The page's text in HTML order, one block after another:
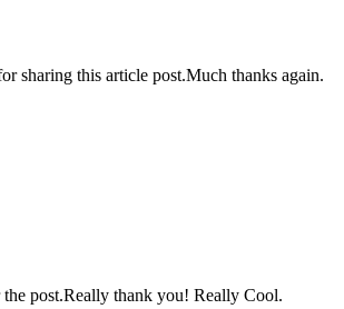
sharing this article post.Much thanks again.
post.Really thank you! Really Cool.